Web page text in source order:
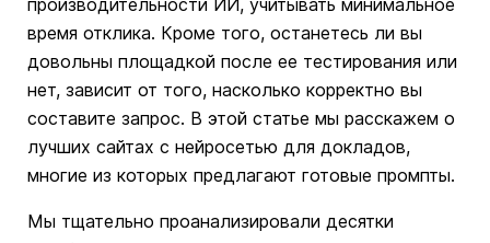
время отклика. Кроме того, останетесь ли вы
довольны площадкой после ее тестирования или
нет, зависит от того, насколько корректно вы
составите запрос. В этой статье мы расскажем о
лучших сайтах с нейросетью для докладов,
многие из которых предлагают готовые промпты.
Мы тщательно проанализировали десятки